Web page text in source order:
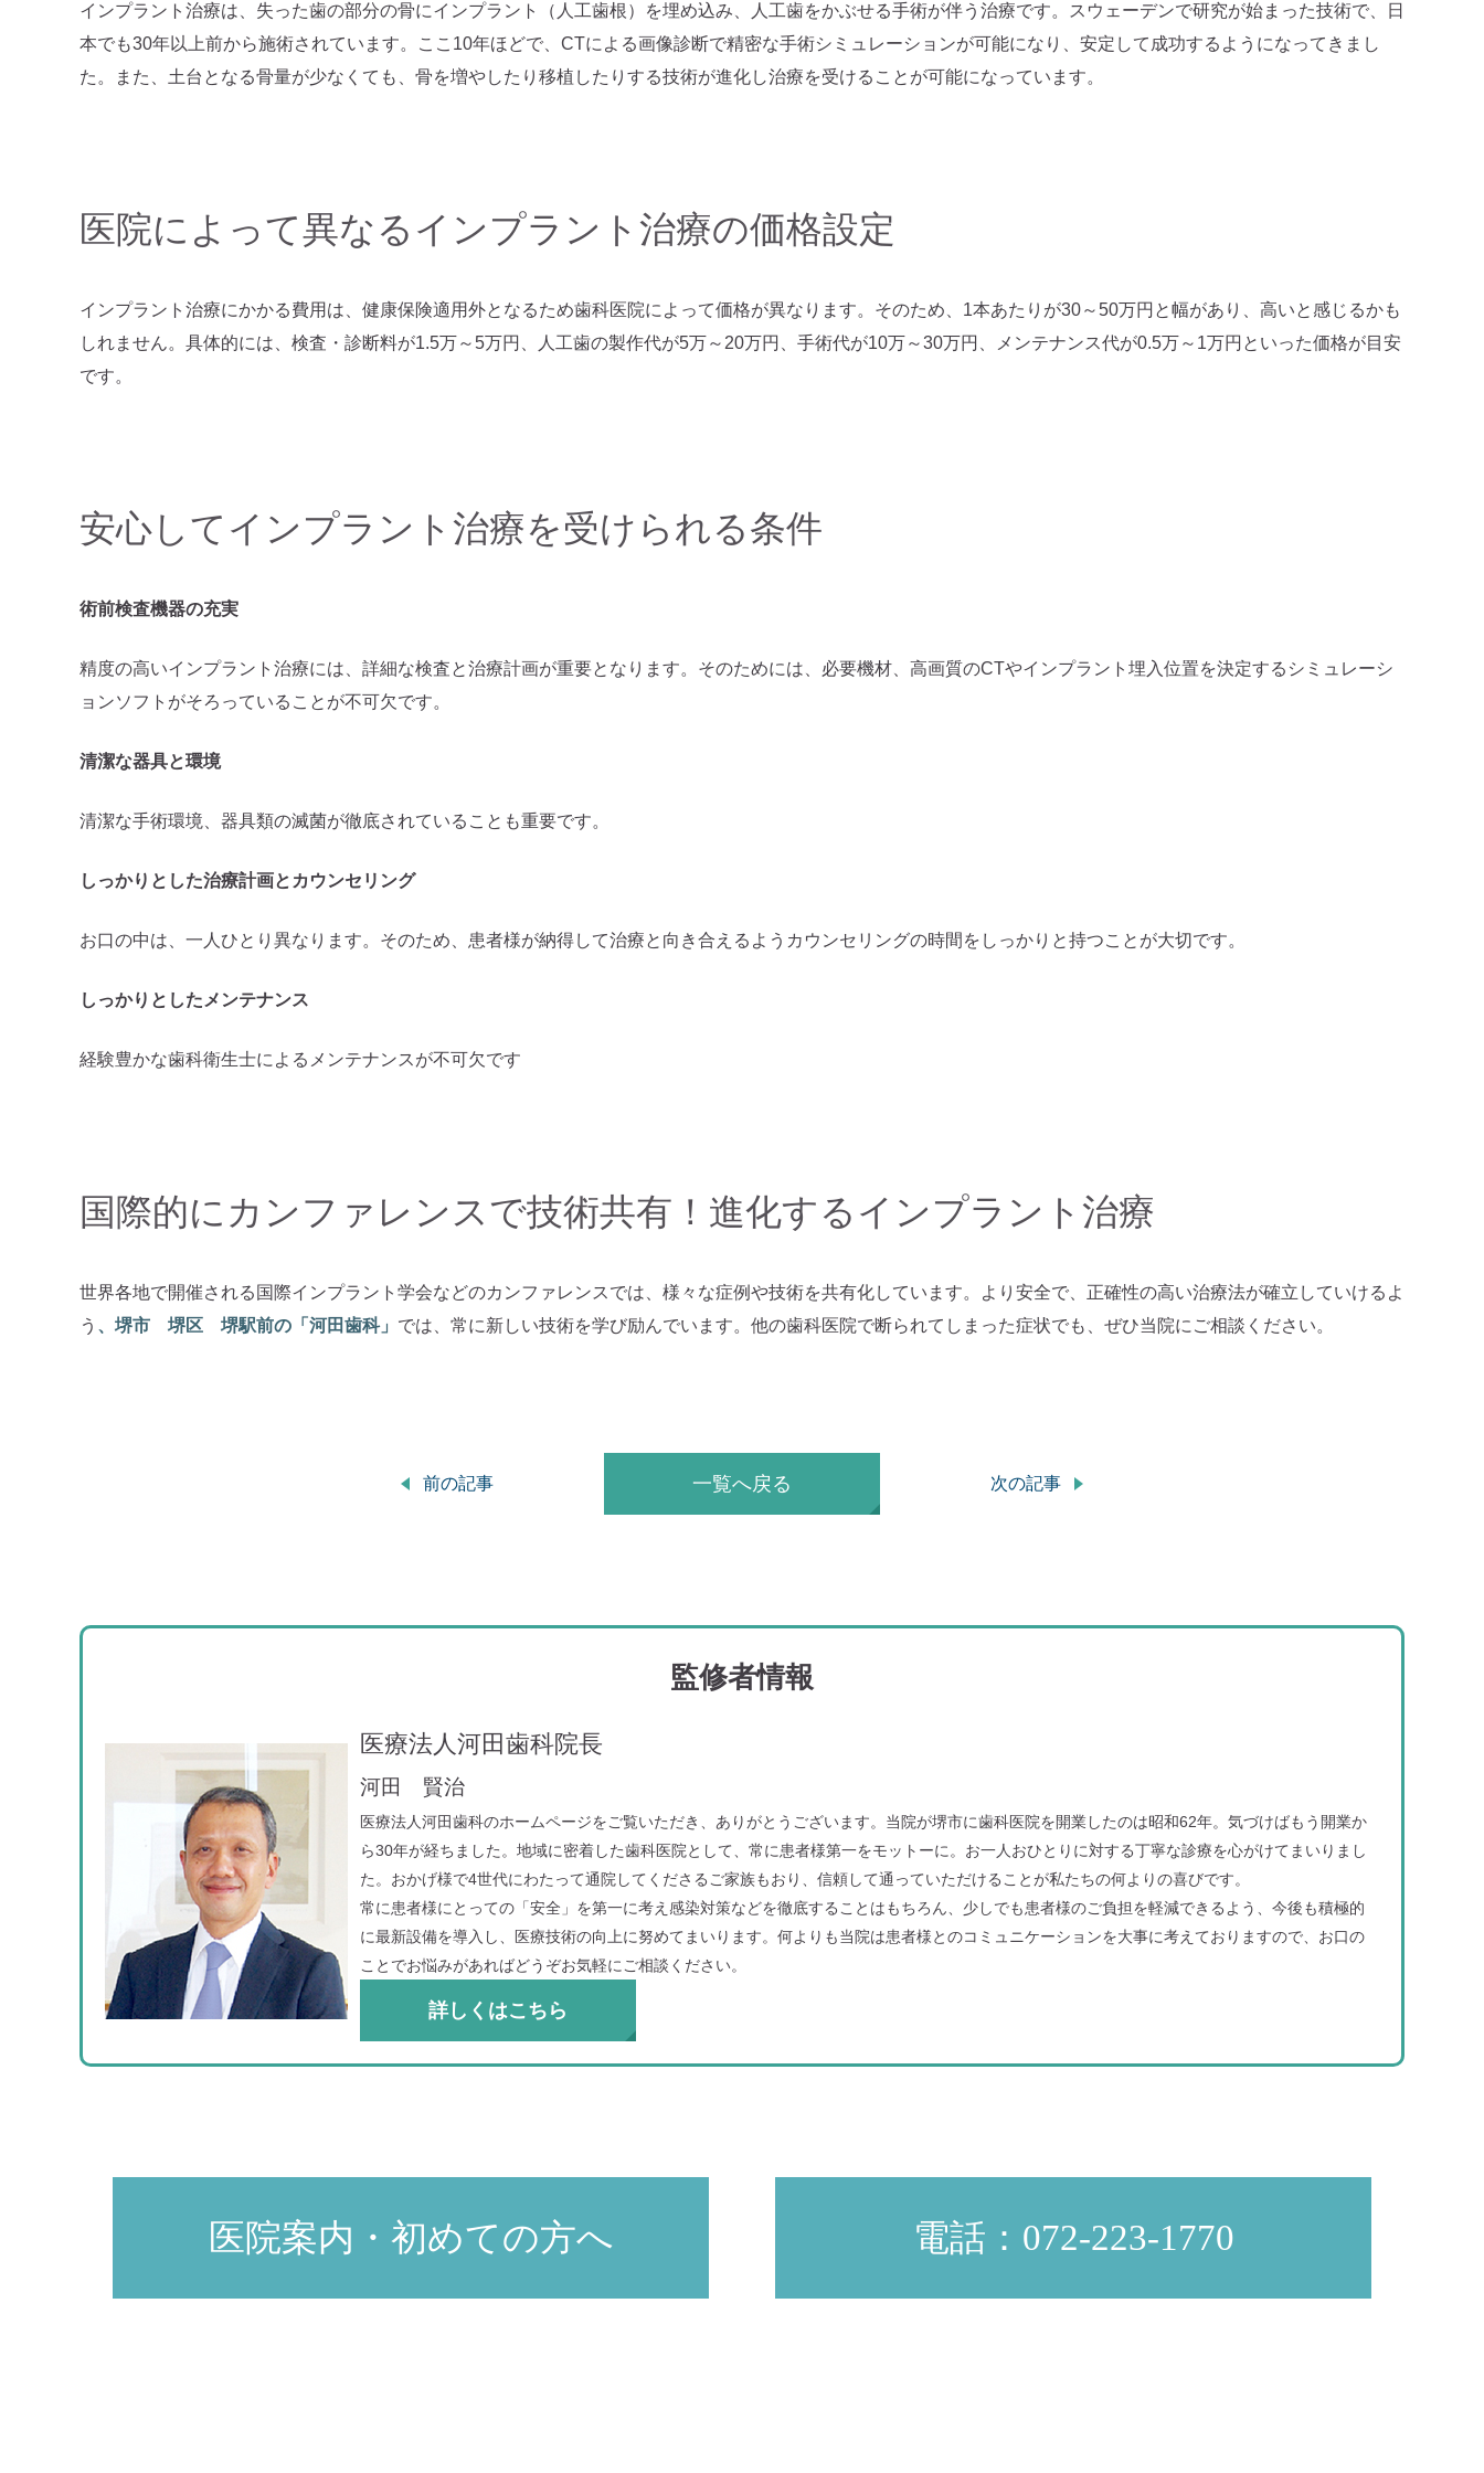
インプラント治療は、失った歯の部分の骨にインプラント（人工歯根）を埋め込み、人工歯をかぶせる手術が伴う治療です。スウェーデンで研究が始まった技術で、日
本でも30年以上前から施術されています。ここ10年ほどで、CTによる画像診断で精密な手術シミュレーションが可能になり、安定して成功するようになってきまし
た。また、土台となる骨量が少なくても、骨を増やしたり移植したりする技術が進化し治療を受けることが可能になっています。
医院によって異なるインプラント治療の価格設定
インプラント治療にかかる費用は、健康保険適用外となるため歯科医院によって価格が異なります。そのため、1本あたりが30～50万円と幅があり、高いと感じるかも
しれません。具体的には、検査・診断料が1.5万～5万円、人工歯の製作代が5万～20万円、手術代が10万～30万円、メンテナンス代が0.5万～1万円といった価格が目安
です。
安心してインプラント治療を受けられる条件
術前検査機器の充実
精度の高いインプラント治療には、詳細な検査と治療計画が重要となります。そのためには、必要機材、高画質のCTやインプラント埋入位置を決定するシミュレーシ
ョンソフトがそろっていることが不可欠です。
清潔な器具と環境
清潔な手術環境、器具類の滅菌が徹底されていることも重要です。
しっかりとした治療計画とカウンセリング
お口の中は、一人ひとり異なります。そのため、患者様が納得して治療と向き合えるようカウンセリングの時間をしっかりと持つことが大切です。
しっかりとしたメンテナンス
経験豊かな歯科衛生士によるメンテナンスが不可欠です
国際的にカンファレンスで技術共有！進化するインプラント治療
世界各地で開催される国際インプラント学会などのカンファレンスでは、様々な症例や技術を共有化しています。より安全で、正確性の高い治療法が確立していけるよ
う 、堺市 堺区 堺駅前の「河田歯科」 では、常に新しい技術を学び励んでいます。他の歯科医院で断られてしまった症状でも、ぜひ当院にご相談ください。
前の記事 一覧へ戻る 次の記事
監修者情報
医療法人河田歯科院長
河田 賢治
医療法人河田歯科のホームページをご覧いただき、ありがとうございます。当院が堺市に歯科医院を開業したのは昭和62年。気づけばもう開業か
ら30年が経ちました。地域に密着した歯科医院として、常に患者様第一をモットーに。お一人おひとりに対する丁寧な診療を心がけてまいりまし
た。おかげ様で4世代にわたって通院してくださるご家族もおり、信頼して通っていただけることが私たちの何よりの喜びです。
常に患者様にとっての「安全」を第一に考え感染対策などを徹底することはもちろん、少しでも患者様のご負担を軽減できるよう、今後も積極的
に最新設備を導入し、医療技術の向上に努めてまいります。何よりも当院は患者様とのコミュニケーションを大事に考えておりますので、お口の
ことでお悩みがあればどうぞお気軽にご相談ください。
詳しくはこちら
医院案内・初めての方へ 電話：072-223-1770